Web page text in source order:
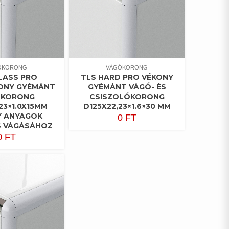
PRO
GYÉMÁNT
ANYAGOK
VÁGÁSÁHOZ
FT
VÁGÓKORONG
TLS HARD PRO VÉKONY
GYÉMÁNT VÁGÓ- ÉS
CSISZOLÓKORONG
D125X22,23×1.6×30 MM
0 FT